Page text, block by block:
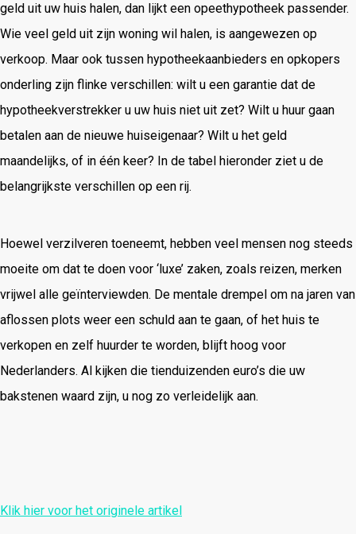
geld uit uw huis halen, dan lijkt een opeethypotheek passender.
Wie veel geld uit zijn woning wil halen, is aangewezen op
verkoop. Maar ook tussen hypotheekaanbieders en opkopers
onderling zijn flinke verschillen: wilt u een garantie dat de
hypotheekverstrekker u uw huis niet uit zet? Wilt u huur gaan
betalen aan de nieuwe huiseigenaar? Wilt u het geld
maandelijks, of in één keer? In de tabel hieronder ziet u de
belangrijkste verschillen op een rij.
Hoewel verzilveren toeneemt, hebben veel mensen nog steeds
moeite om dat te doen voor ‘luxe’ zaken, zoals reizen, merken
vrijwel alle geïnterviewden. De mentale drempel om na jaren van
aflossen plots weer een schuld aan te gaan, of het huis te
verkopen en zelf huurder te worden, blijft hoog voor
Nederlanders. Al kijken die tienduizenden euro’s die uw
bakstenen waard zijn, u nog zo verleidelijk aan.
Klik hier voor het originele artikel